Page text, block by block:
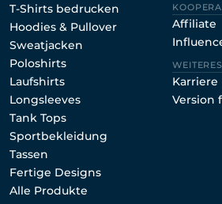
T-Shirts bedrucken
Hoodies & Pullover
Sweatjacken
Poloshirts
Laufshirts
Longsleeves
Tank Tops
Sportbekleidung
Tassen
Fertige Designs
Alle Produkte
Affiliate
WEITERES
Karriere
Version